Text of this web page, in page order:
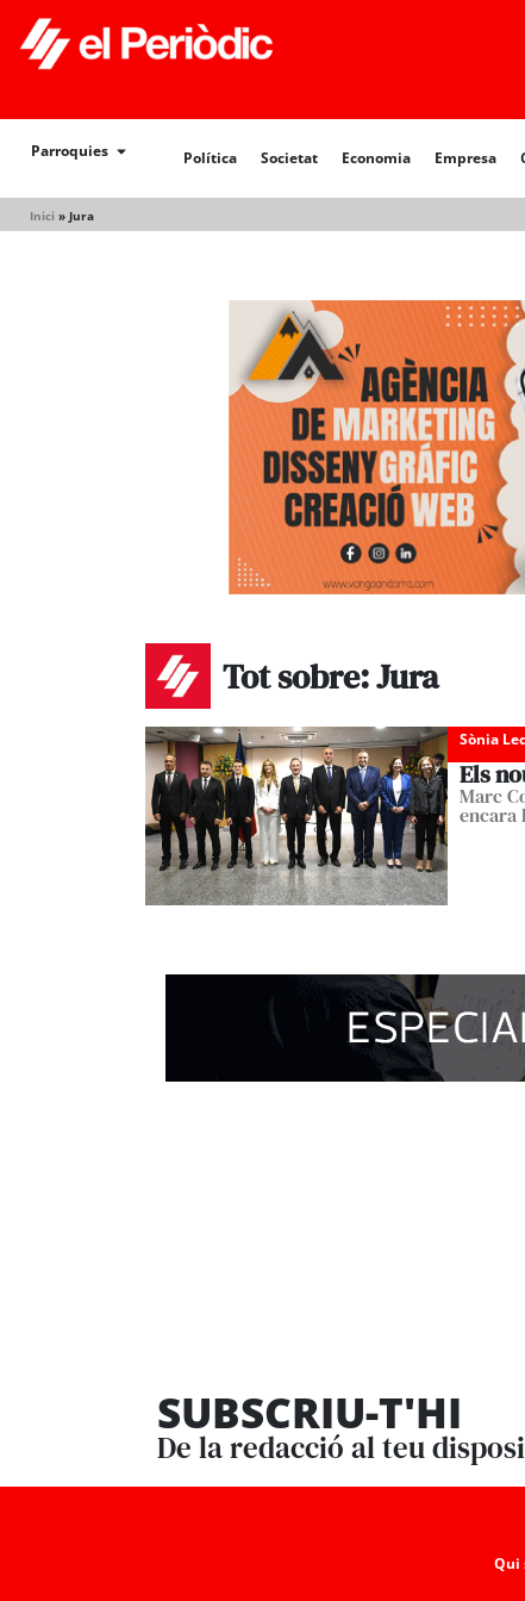
Parroquies Política Societat Economia Empresa
Inici » Jura
Política Societat
Tot sobre: Jura
Sònia
Els
Marc
encara
SUBSCRIU-T'HI
De la redacció al teu
Qui